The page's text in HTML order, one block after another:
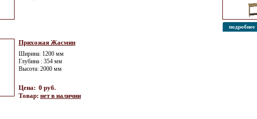
подробнее
Прихожая Жасмин
Ширина: 1200 мм
Глубина : 354 мм
Высота: 2000 мм
Цена: 0 руб.
Товар: нет в наличии